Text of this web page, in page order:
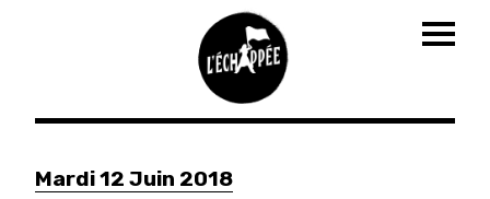
Aller
contenu
Mardi 12 Juin 2018